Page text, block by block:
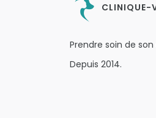
CLINIQUE-
Prendre soin de
Depuis 2014.